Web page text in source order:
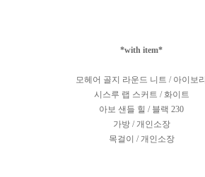
*with item*
모헤어 골지 라운드 니트 / 아이보리
시스루 랩 스커트 / 화이트
아보 샌들 힐 / 블랙 230
가방 / 개인소장
목걸이 / 개인소장